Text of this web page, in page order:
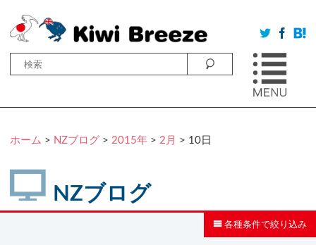
ホーム > NZブログ > 2015年 > 2月 > 10日
NZブログ
各種条件で絞り込み